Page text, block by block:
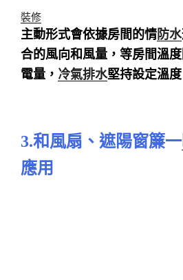
裝修
主動形式會依據房間的情防水
合的風向和風量，等房間溫
電量， 冷氣排水堅持設定溫度
3.和風扇、遮陽窗簾一
應用